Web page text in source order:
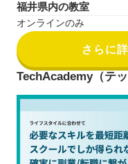
福井県内の教室
オンラインのみ
さらに
TechAcademy（テ